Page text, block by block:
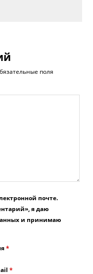
поля
почте.
я даю
и принимаю
*
*